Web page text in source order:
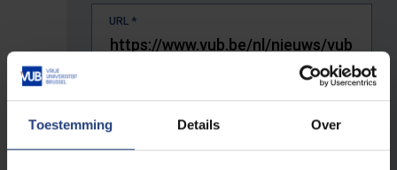
Toestemming Details Over
URL *
De volledige URL van de pagina waar je de fout zag.